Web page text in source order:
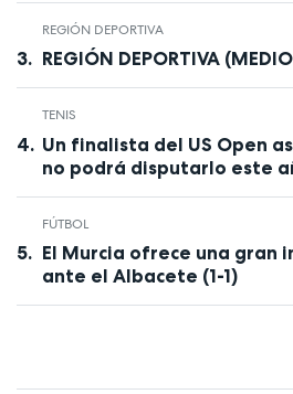
REGIÓN DEPORTIVA
REGIÓN DEPORTIVA
TENIS
Un finalista del US Open
no podrá disputarlo este
FÚTBOL
El Murcia ofrece una gran
ante el Albacete (1-1)